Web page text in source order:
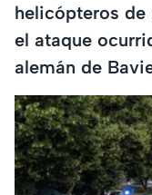
helicópteros de
el ataque
alemán de